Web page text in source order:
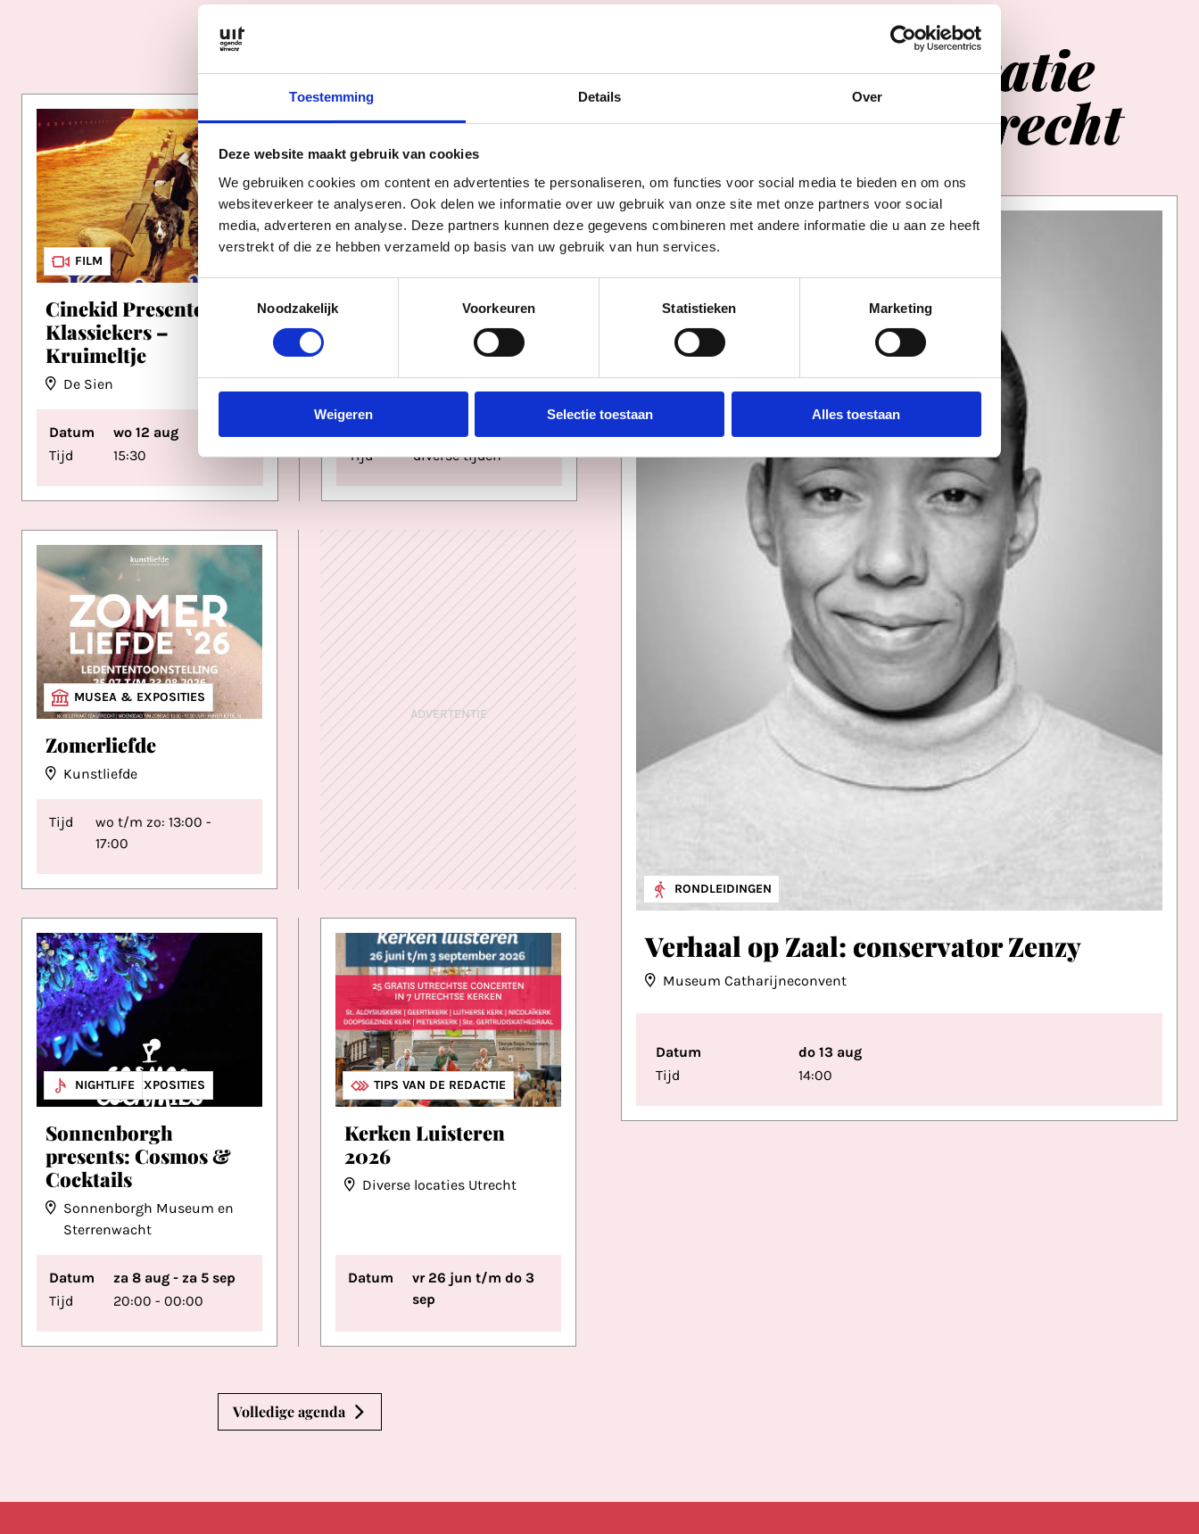
Toestemming Details Over
Deze website maakt gebruik van cookies
We gebruiken cookies om content en advertenties te personaliseren, om functies voor social media te bieden en om ons
websiteverkeer te analyseren. Ook delen we informatie over uw gebruik van onze site met onze partners voor social
media, adverteren en analyse. Deze partners kunnen deze gegevens combineren met andere informatie die u aan ze heeft
verstrekt of die ze hebben verzameld op basis van uw gebruik van hun services.
Toestemmingsselectie
Noodzakelijk
Voorkeuren Statistieken Marketing
Weigeren Selectie toestaan Alles toestaan
FILM
Cinekid Presenteert:
Klassiekers –
Kruimeltje
De Sien
Datum
wo 12 aug
Tijd
15:30
Badeendjesbaai
za 8 aug - zo 9 aug
Tijd
diverse tijden
MUSEA & EXPOSITIES
Zomerliefde
Kunstliefde
Tijd
wo t/m zo: 13:00 -
17:00
ADVERTENTIE
MUSEA & EXPOSITIES
NIGHTLIFE
Sonnenborgh
presents: Cosmos &
Cocktails
Sonnenborgh Museum en
Sterrenwacht
Datum
za 8 aug - za 5 sep
Tijd
20:00 - 00:00
MUZIEK
OVERIGE MUZIEK
TIPS VAN DE REDACTIE
Kerken Luisteren
2026
Diverse locaties Utrecht
Datum
vr 26 jun t/m do 3
sep
Volledige agenda
Agenda
Meerinspiratie
inUtrecht
RONDLEIDINGEN
Verhaal op Zaal: conservator Zenzy
Museum Catharijneconvent
Datum
do 13 aug
Tijd
14:00